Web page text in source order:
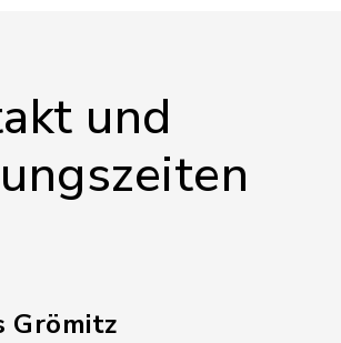
und
Grömitz